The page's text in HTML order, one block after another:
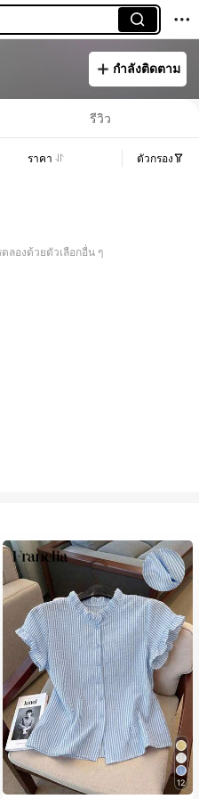
กำลังติดตาม
รีวิว
ราคา ตัวกรอง
ลองด้วยตัวเลือกอื่น ๆ
12